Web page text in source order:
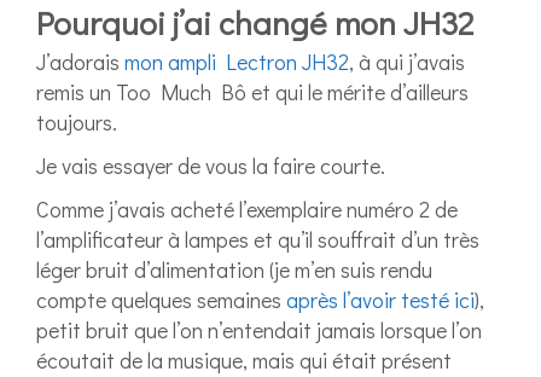
Pourquoi j’ai changé mon JH32
J’adorais mon ampli Lectron JH32, à qui j’avais
remis un Too Much Bô et qui le mérite d’ailleurs
toujours.
Je vais essayer de vous la faire courte.
Comme j’avais acheté l’exemplaire numéro 2 de
l’amplificateur à lampes et qu’il souffrait d’un très
léger bruit d’alimentation (je m’en suis rendu
compte quelques semaines après l’avoir testé ici),
petit bruit que l’on n’entendait jamais lorsque l’on
écoutait de la musique, mais qui était présent